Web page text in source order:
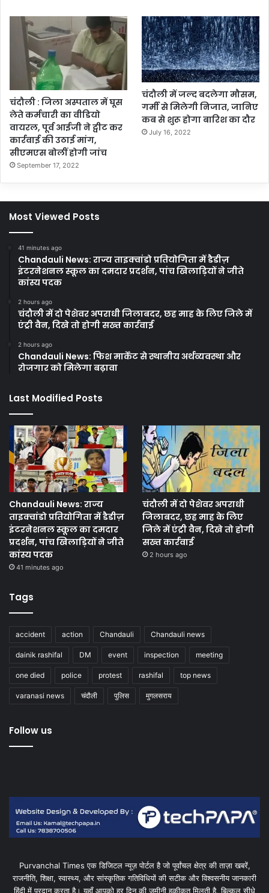
चंदौली : जिला अस्पताल में घूस
लेते कर्मचारी का वीडियो
वायरल, पूर्व आईजी ने ट्वीट कर
कार्रवाई की उठाई मांग,
सीएमएस बोलीं होगी जांच
September 17, 2022
चंदौली में जल्द बदलेगा मौसम,
गर्मी से मिलेगी निजात, जानिए
कब से शुरू होगा बारिश का दौर
July 16, 2022
Most Viewed Posts
41 minutes ago
Chandauli News: राज्य ताइक्वांडो प्रतियोगिता में डैडीज़
इंटरनेशनल स्कूल का दमदार प्रदर्शन, पांच खिलाड़ियों ने जीते
कांस्य पदक
2 hours ago
चंदौली में दो पेशेवर अपराधी जिलाबदर, छह माह के लिए जिले में
एंट्री वैन, दिखे तो होगी सख्त कार्रवाई
2 hours ago
Chandauli News: फिश मार्केट से स्थानीय अर्थव्यवस्था और
रोजगार को मिलेगा बढ़ावा
Last Modified Posts
Chandauli News: राज्य
ताइक्वांडो प्रतियोगिता में डैडीज़
इंटरनेशनल स्कूल का दमदार
प्रदर्शन, पांच खिलाड़ियों ने जीते
कांस्य पदक
41 minutes ago
चंदौली में दो पेशेवर अपराधी
जिलाबदर, छह माह के लिए
जिले में एंट्री वैन, दिखे तो होगी
सख्त कार्रवाई
2 hours ago
Tags
accident action Chandauli Chandauli news
dainik rashifal DM event inspection meeting
one died police protest rashifal top news
varanasi news चंदौली पुलिस मुगलसराय
Follow us
Purvanchal Times एक डिजिटल न्यूज़ पोर्टल है जो पूर्वांचल क्षेत्र की ताज़ा खबरें,
राजनीति, शिक्षा, स्वास्थ्य, और सांस्कृतिक गतिविधियों की सटीक और विश्वसनीय जानकारी
हिंदी में प्रदान करता है। यहाँ आपको हर दिन की ज़मीनी हकीकत मिलती है, बिल्कुल सीधे